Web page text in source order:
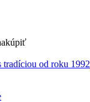
tradíciou od roku 1992